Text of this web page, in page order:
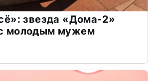
звезда «Дома-2»
молодым мужем